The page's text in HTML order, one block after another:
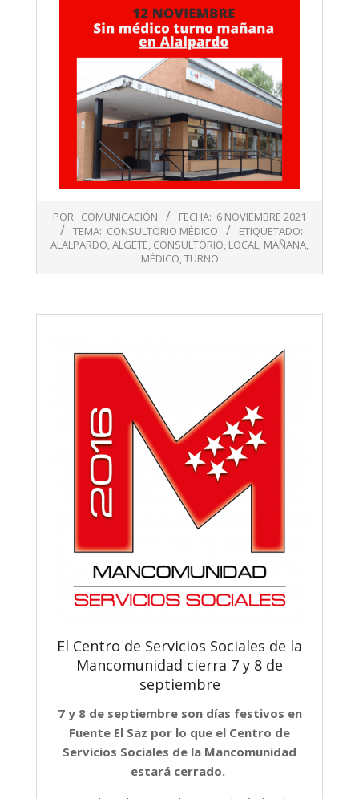
11-
POR: COMUNICACIÓN FECHA: 6 NOVIEMBRE 2021
TEMA: CONSULTORIO MÉDICO
ETIQUETADO:
ALALPARDO,ALGETE, CONSULTORIO, LOCAL, MAÑANA,
MÉDICO,TURNO
El Centro de Servicios Sociales de la
Mancomunidad cierra 7 y 8 de
septiembre
7 y 8 de septiembre son días festivos en
Fuente El Saz por lo que el Centro de
Servicios Sociales de la Mancomunidad
estará cerrado.